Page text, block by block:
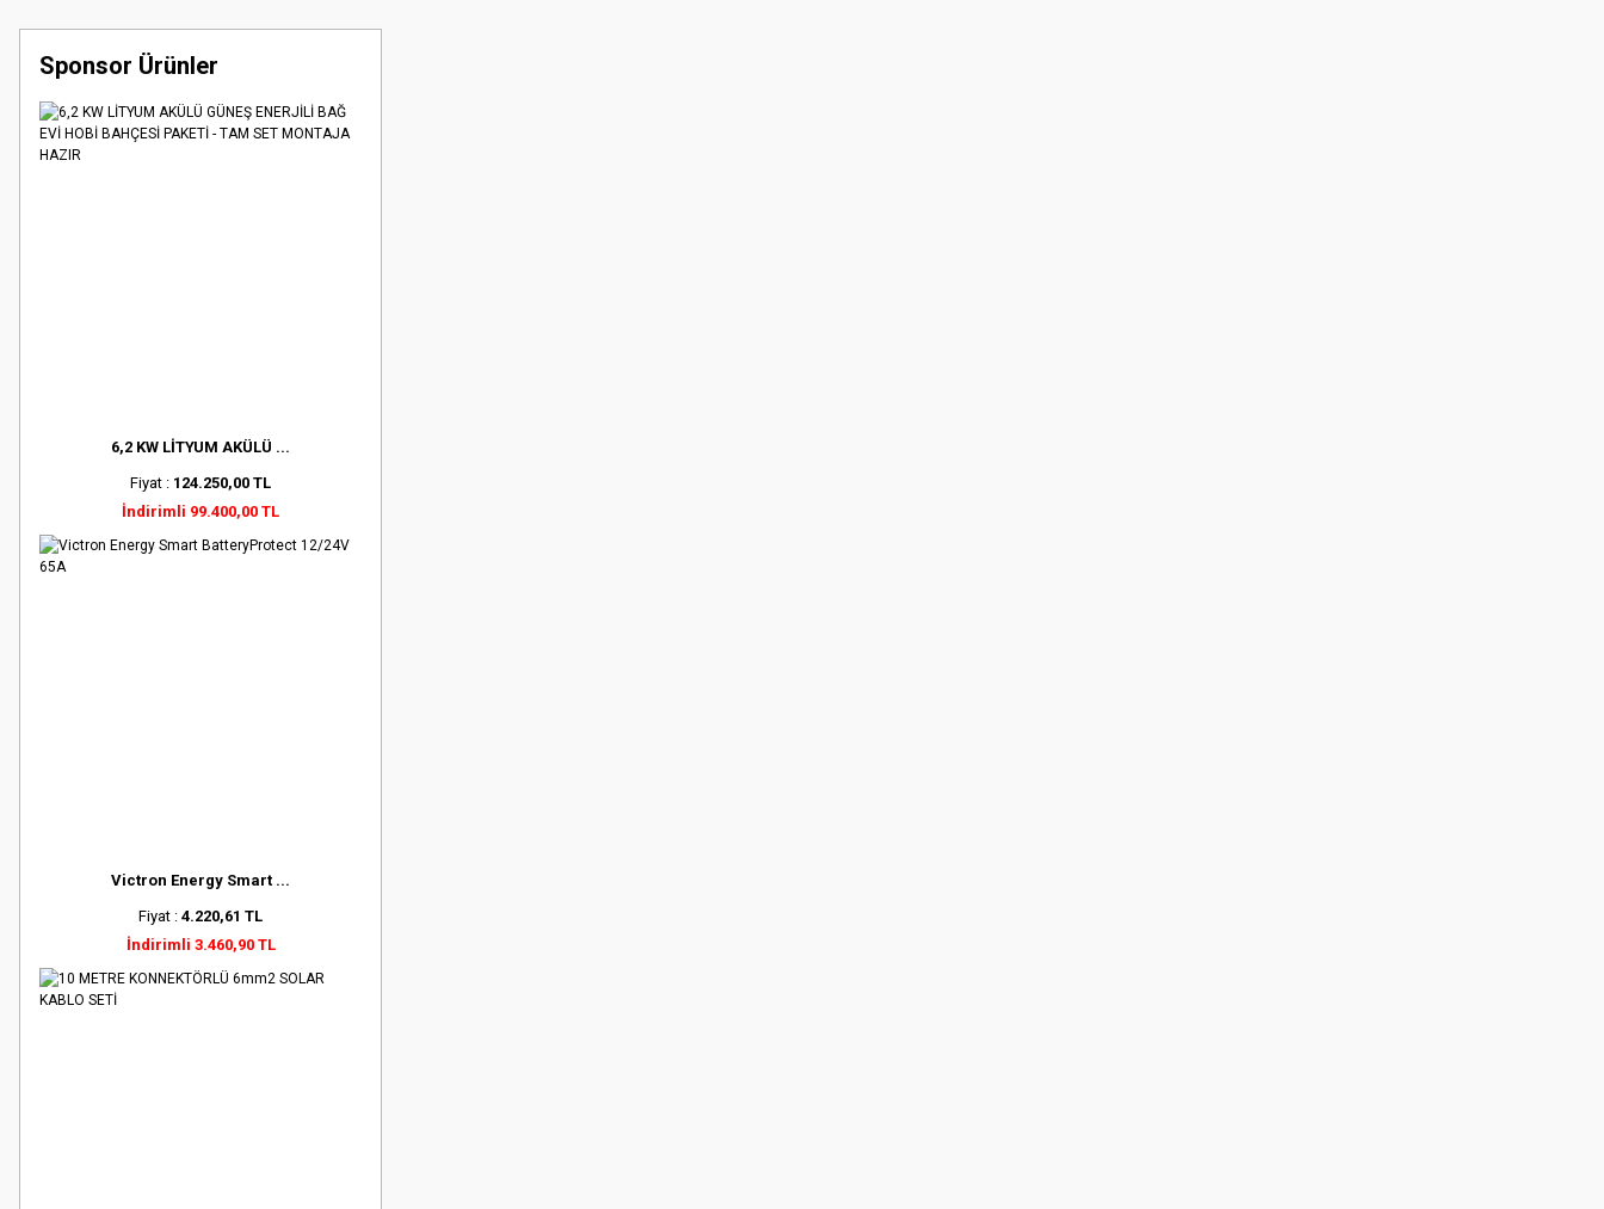
Sponsor Ürünler
6,2 KW LİTYUM AKÜLÜ ...
Fiyat : 124.250,00 TL
İndirimli 99.400,00 TL
Victron Energy Smart ...
Fiyat : 4.220,61 TL
İndirimli 3.460,90 TL